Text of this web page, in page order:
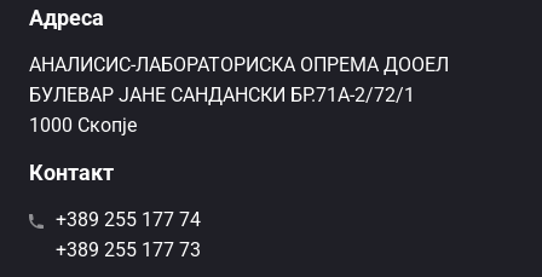
Адреса
AНАЛИСИС-ЛАБОРАТОРИСКА ОПРЕМА ДООЕЛ
БУЛЕВАР ЈАНЕ САНДАНСКИ БР.71А-2/72/1
1000 Скопје
Контакт
+389 255 177 74
+389 255 177 73